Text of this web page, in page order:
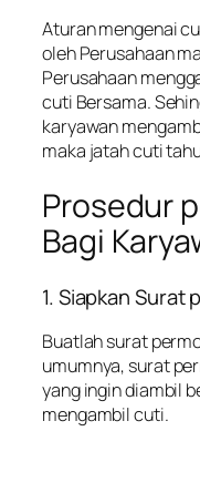
Aturan mengenai
oleh Perusahaan
Perusahaan
cuti Bersama.
karyawan
maka jatah cuti
Prosedur
Bagi
1. Siapkan
Buatlah surat
umumnya, surat
yang ingin diambil
mengambil cuti.